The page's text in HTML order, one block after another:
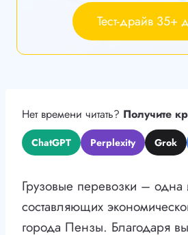
Тест-драйв 35+
Нет времени читать? Получите
ChatGPT Perplexity Grok
Грузовые перевозки –
составляющих
города Пензы. Благодаря